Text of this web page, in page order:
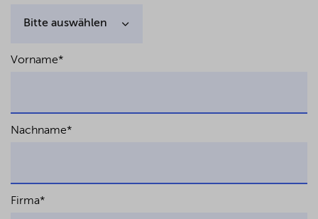
Vorname*
Nachname*
Firma*